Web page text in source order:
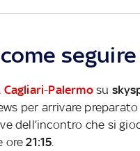
Cagliari-Palermosu
per arrivare
dell’incontro che si
ore21:15